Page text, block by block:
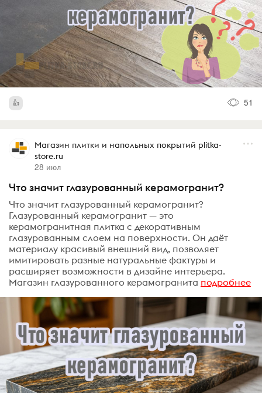
51
Магазин плитки и напольных покрытий plitka-
store.ru
28 июл
Что значит глазурованный керамогранит?
Что значит глазурованный керамогранит?
Глазурованный керамогранит — это
керамогранитная плитка с декоративным
глазурованным слоем на поверхности. Он даёт
материалу красивый внешний вид, позволяет
имитировать разные натуральные фактуры и
расширяет возможности в дизайне интерьера.
Магазин глазурованного керамогранита подробнее